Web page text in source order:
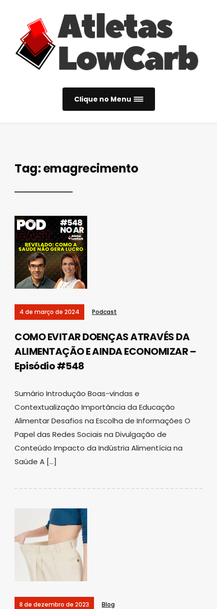
Clique no Menu
Tag:emagrecimento
4 de março de 2024 Podcast
COMO EVITAR DOENÇAS ATRAVÉS DA
ALIMENTAÇÃO E AINDA ECONOMIZAR –
Episódio #548
Sumário Introdução Boas-vindas e
Contextualização Importância da Educação
Alimentar Desafios na Escolha de Informações O
Papel das Redes Sociais na Divulgação de
Conteúdo Impacto da Indústria Alimentícia na
Saúde A […]
8 de dezembro de 2023 Blog